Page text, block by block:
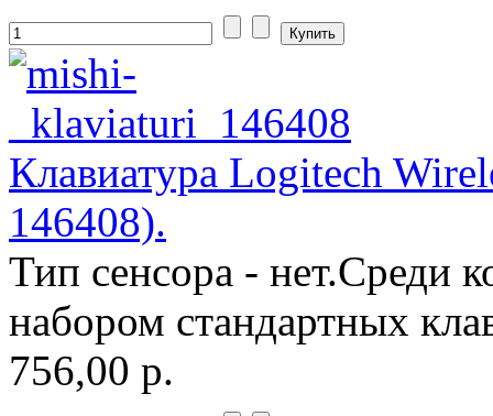
Клавиатура Logitech
146408).
Тип сенсора - нет.Среди
набором стандартных
756,00 р.